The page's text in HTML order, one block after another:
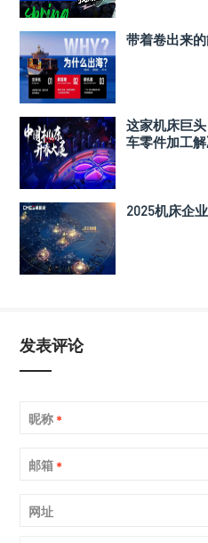
带着卷出来
这家机床巨
车零件加工
2025机床企
发表评论
昵称 *
邮箱 *
网址